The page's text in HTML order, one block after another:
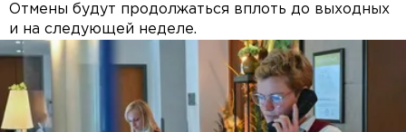
Отмены будут продолжаться вплоть до выходных
и на следующей неделе.